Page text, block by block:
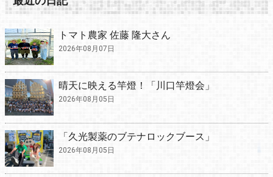
トマト農家 佐藤 隆大さん
2026年08月07日
晴天に映える竿燈！「川口竿燈会」
2026年08月05日
「久光製薬のブテナロックブース」
2026年08月05日